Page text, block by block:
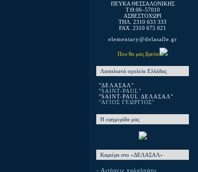
ΠΕΥΚΑ ΘΕΣΣΑΛΟΝΙΚΗΣ
T.Θ.06–57010
ΑΣΒΕΣΤΟΧΩΡΙ
ΤΗΛ. 2310 633 333
FAX. 2310 675 021
elementary@delasalle.gr
Που θα μας βρείτε
Λασαλιανά σχολεία Ελλάδας
"ΔΕΛΑΣΑΛ"
"SAINT-PAUL"
"SAINT-PAUL ΔΕΛΑΣΑΛ"
"ΑΓΙΟΣ ΓΕΩΡΓΙΟΣ"
Η εφημερίδα μας
Καριέρα στο «ΔΕΛΑΣΑΛ»
- Αιτήσεις πρόσληψης